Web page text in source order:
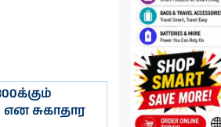
சுகாதார